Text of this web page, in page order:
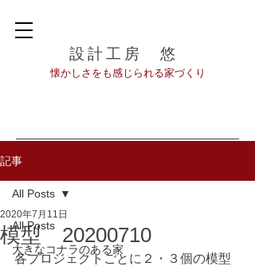
設計工房 悠
​懐かしさをも感じられる家づくり
記事
All Posts
大きなコナラのある家
All Posts
模型 20200710
2020年7月11日
各プロジェクトごとに２・３個の模型